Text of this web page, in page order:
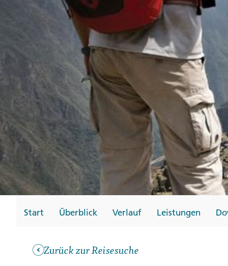
Gutscheine
Messen und
Notfallteam und
Krisenmanagement
Start Überblick Verlauf Leistungen
Zurück zur Reisesuche